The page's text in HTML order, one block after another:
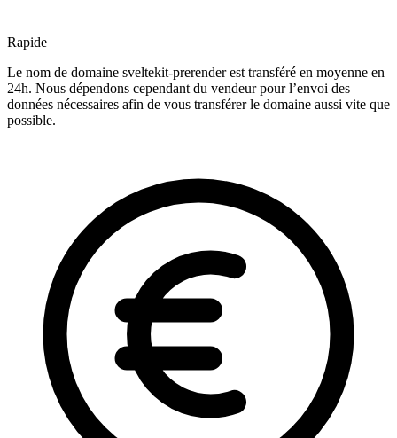
Rapide
Le nom de domaine sveltekit-prerender est transféré en moyenne en
24h. Nous dépendons cependant du vendeur pour l’envoi des
données nécessaires afin de vous transférer le domaine aussi vite que
possible.